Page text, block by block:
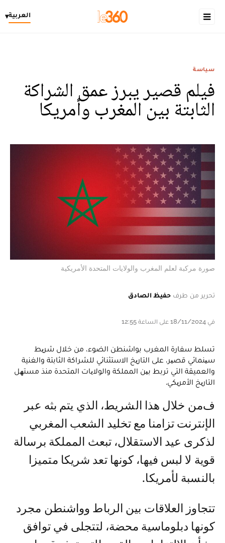
العربية▾
سياسة
فيلم قصير يبرز عمق الشراكة
الثابتة بين المغرب وأمريكا
صورة مركبة لعلم المغرب والولايات المتحدة الأمريكية
تحرير من طرف حفيظ الصادق
في 18/11/2024 على الساعة 12:55
تسلط سفارة المغرب بواشنطن الضوء، من خلال شریط
سینمائي قصیر، على التاریخ الاستثنائي للشراكة الثابتة والغنية
والعميقة التي تربط بین المملكة والولایات المتحدة منذ مستھل
التاریخ الأمریكي.
فمن خلال ھذا الشریط، الذي یتم بثه عبر
الإنترنت تزامنا مع تخلید الشعب المغربي
لذكرى عید الاستقلال، تبعث المملكة برسالة
قویة لا لبس فیھا، كونھا تعد شریكا متمیزا
بالنسبة لأمریكا.
تتجاوز العلاقات بین الرباط وواشنطن مجرد
كونھا دبلوماسیة محضة، لتتجلى في توافق